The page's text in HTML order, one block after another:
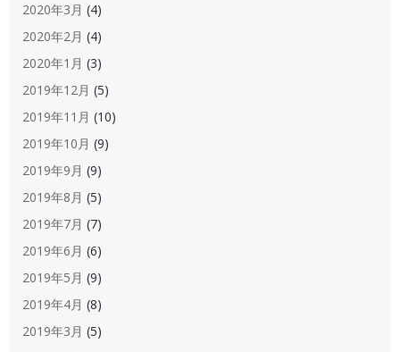
2020年3月 (4)
2020年2月 (4)
2020年1月 (3)
2019年12月 (5)
2019年11月 (10)
2019年10月 (9)
2019年9月 (9)
2019年8月 (5)
2019年7月 (7)
2019年6月 (6)
2019年5月 (9)
2019年4月 (8)
2019年3月 (5)